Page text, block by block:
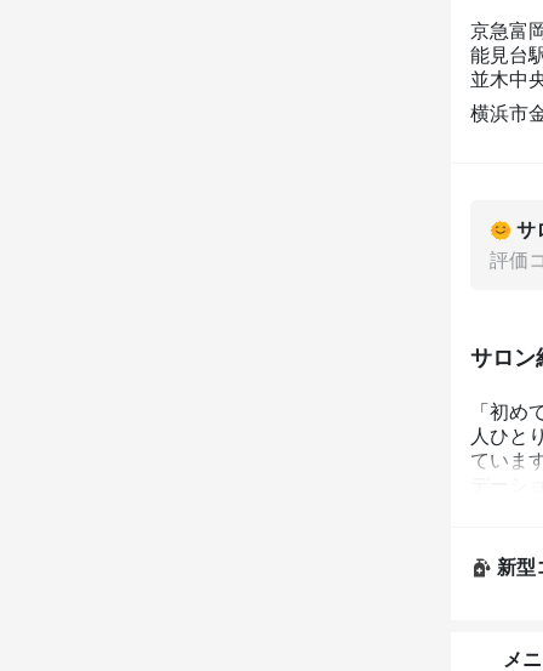
京急富
能見台
並木中
横浜市
サ
評価
サロン
「初め
人ひと
ていま
新型
メ